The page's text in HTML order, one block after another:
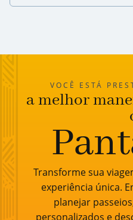
VOCÊ ESTÁ
a melhor
Transforme sua
experiência única.
planejar
personalizados e